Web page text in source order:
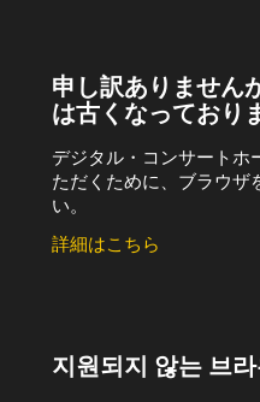
申し訳ありません
は古くなっており
デジタル・コンサートホ
ただくために、ブラウザ
い。
詳細はこちら
지원되지 않는 브